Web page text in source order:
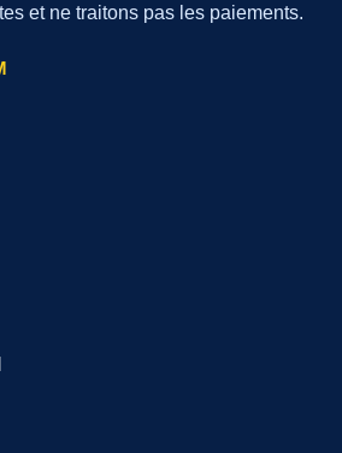
et ne traitons pas les paiements.